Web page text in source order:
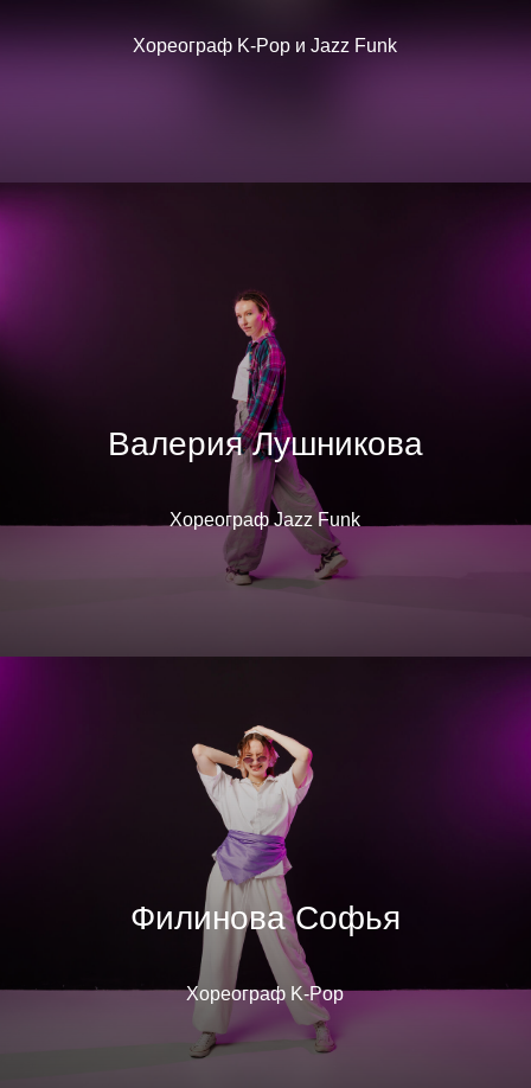
Хореограф K-Pop и Jazz Funk
Валерия Лушникова
Хореограф Jazz Funk
Филинова Софья
Хореограф K-Pop